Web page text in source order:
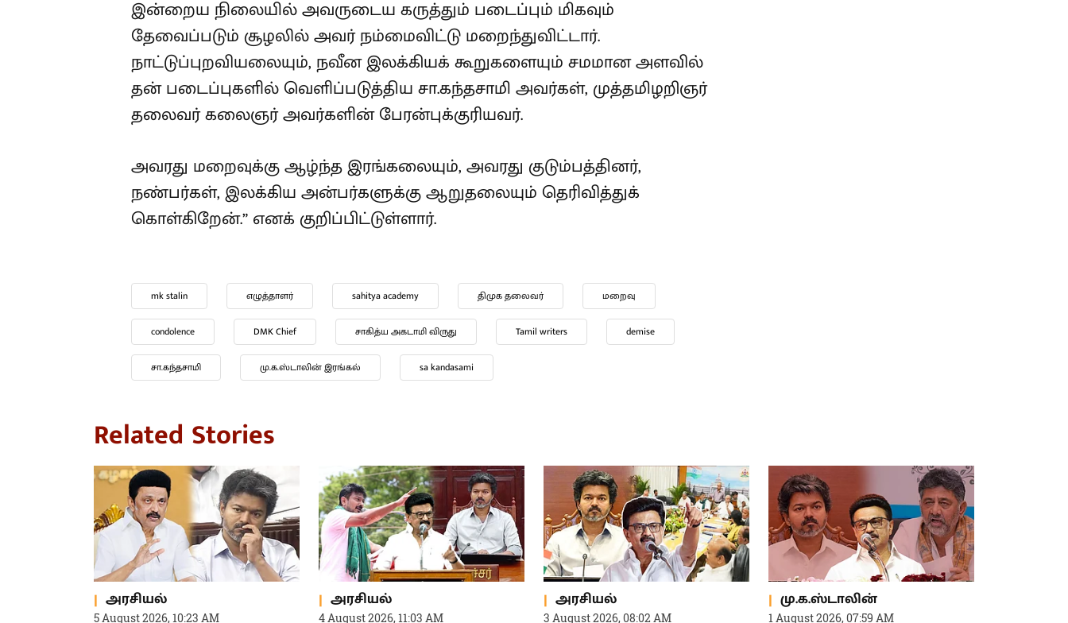
அளவில் தன் படைப்புகளில் வெளிப்படுத்திய சா.கந்தசாமி அவர்கள்,
முத்தமிழறிஞர் தலைவர் கலைஞர் அவர்களின் பேரன்புக்குரியவர்.
அவரது மறைவுக்கு ஆழ்ந்த இரங்கலையும், அவரது குடும்பத்தினர்,
நண்பர்கள், இலக்கிய அன்பர்களுக்கு ஆறுதலையும் தெரிவித்துக்
mk stalin எழுத்தாளர் sahitya academy
Tamil writers demise சா.கந்தசாமி மு.க.ஸ்டாலின் இரங்கல்
sa kandasami
அரசியல்
5 August 2026, 10:23 AM
“Blast இல்லை Waste .. முக்கிய
அரசியல்
4 August 2026, 11:03 AM
“காவிரி பிரச்சினையை திசை
அரசியல்
3 August 2026, 08:02 AM
“விவசாயிகளுக்காக தஞ்சையில்
மு.க.ஸ்டாலின்
1 August 2026, 07:59 AM
“தமிழ்நாட்டின் உயிர்ப் பிரச்சினை